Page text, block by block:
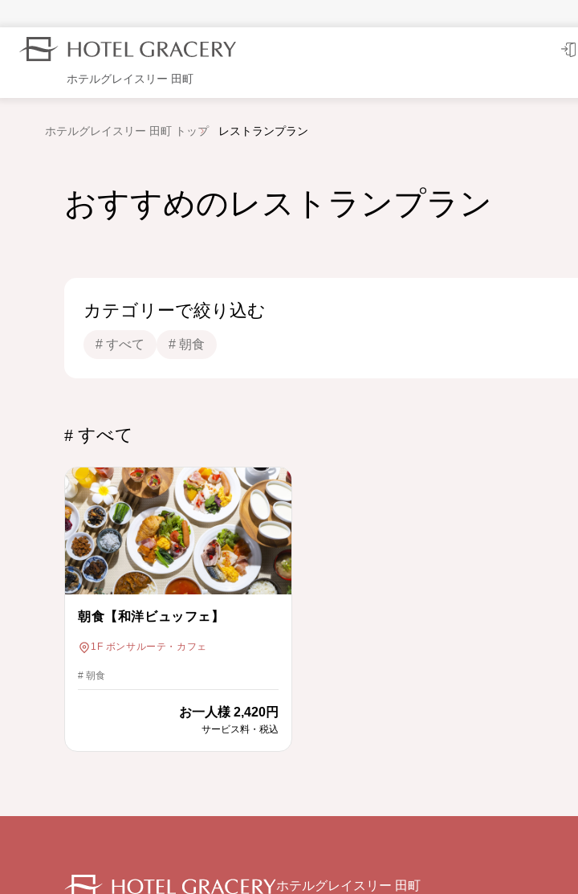
ホテルグレイスリー 田町
ホテルグレイスリー 田町 トップ レストランプラン
おすすめのレストランプラン
カテゴリーで絞り込む
# すべて # 朝食
# すべて
朝食【和洋ビュッフェ】
1F ボンサルーテ・カフェ
# 朝食
お一人様 2,420円
サービス料・税込
ホテルグレイスリー 田町